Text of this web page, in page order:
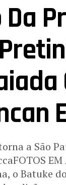
a São
o Batuke